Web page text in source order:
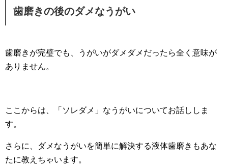
歯磨きの後のダメなうがい
歯磨きが完璧でも、うがいがダメダメだったら全く意味が
ありません。
ここからは、「ソレダメ」なうがいについてお話ししま
す。
さらに、ダメなうがいを簡単に解決する液体歯磨きもあな
たに教えちゃいます。